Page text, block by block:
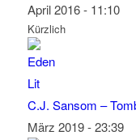
April 2016 - 11:10
Kürzlich
C.J. Sansom –
März 2019 - 23:39